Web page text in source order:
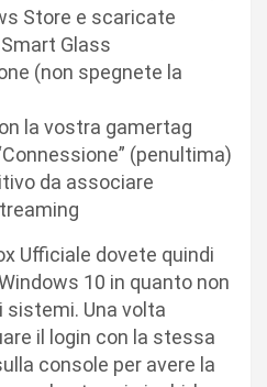
Store e scaricate
Smart Glass
(non spegnete la
la vostra gamertag
(penultima)
da associare
Ufficiale dovete quindi
10 in quanto non
Una volta
il login con la stessa
console per avere la